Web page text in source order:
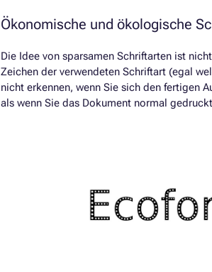
Ökonomische und ökologische
Die Idee von sparsamen Schriftarten ist
Zeichen der verwendeten Schriftart (egal
nicht erkennen, wenn Sie sich den fertigen
als wenn Sie das Dokument normal